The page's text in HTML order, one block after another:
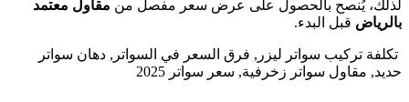
لذلك، يُنصح بالحصول على عرض سعر مفصل من مقاول معتمد
بالرياض قبل البدء.
تكلفة تركيب سواتر ليزر, فرق السعر في السواتر, دهان سواتر
حديد, مقاول سواتر زخرفية, سعر سواتر 2025